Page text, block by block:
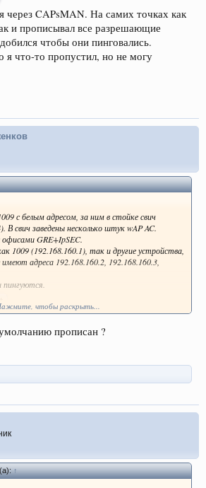
через CAPsMAN. На самих точках как
и прописывал все разрешающие
чтобы они пинговались.
что-то пропустил, но не могу
с белым адресом, за ним в стойке свич
В свич заведены несколько штук wAP AC.
офисами GRE+IpSEC.
1009 (192.168.160.1), так и другие устройства,
адреса 192.168.160.2, 192.168.160.3,
все разрешающие правила, но так и не добился
то пропустил, но не могу разобраться.
чтобы раскрыть...
прописан ?
↑